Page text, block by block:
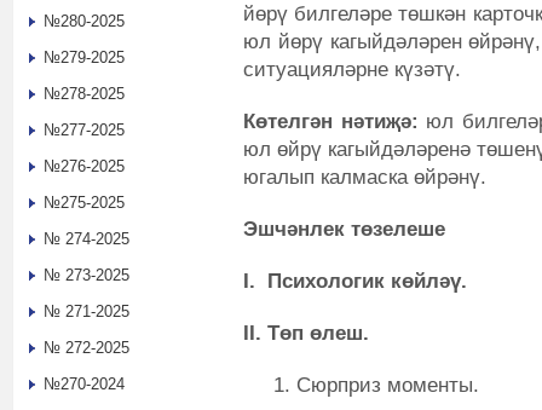
йөрү билгеләре төшкән
юл йөрү кагыйдәләрен
ситуацияләрне күзәтү.
Көтелгән нәтиҗә: юл
юл өйрү кагыйдәләренә
югалып калмаска өйрәнү.
Эшчәнлек төзелеше
I. Психологик көйләү.
II. Төп өлеш.
1. Сюрприз моменты.
№280-2025
№279-2025
№278-2025
№277-2025
№276-2025
№275-2025
№ 274-2025
№ 273-2025
№ 271-2025
№ 272-2025
№270-2024